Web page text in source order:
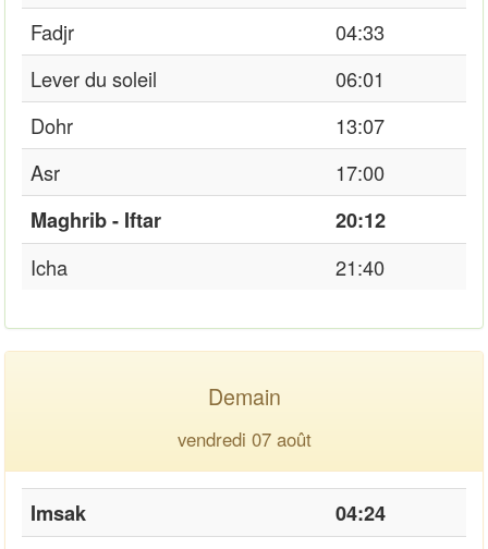
Fadjr
04:33
Lever du soleil
06:01
Dohr
13:07
Asr
17:00
Maghrib - Iftar
20:12
Icha
21:40
Demain
vendredi 07 août
Imsak
04:24